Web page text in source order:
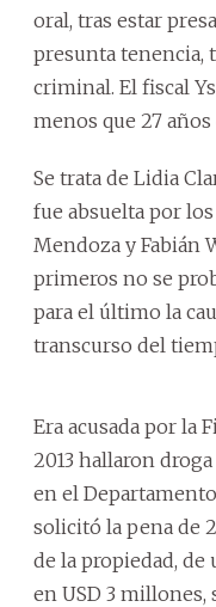
oral, tras estar
presunta tenencia,
criminal. El fiscal
menos que 27 años
Se trata de Lidia
fue absuelta por los
Mendoza y Fabián
primeros no se
para el último la
transcurso del
Era acusada por la
2013 hallaron
en el
solicitó la pena de
de la propiedad, de
en USD 3 millones,